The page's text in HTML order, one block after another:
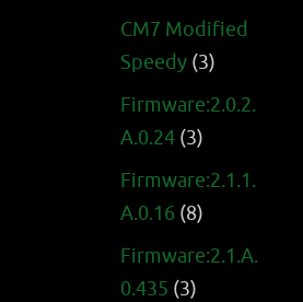
CM7 Modified
Speedy (3)
Firmware:2.0.2.
A.0.24 (3)
Firmware:2.1.1.
A.0.16 (8)
Firmware:2.1.A.
0.435 (3)